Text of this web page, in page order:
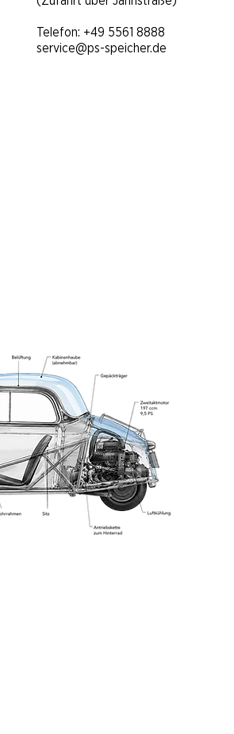
Telefon: +49 5561 8888
service@ps-speicher.de